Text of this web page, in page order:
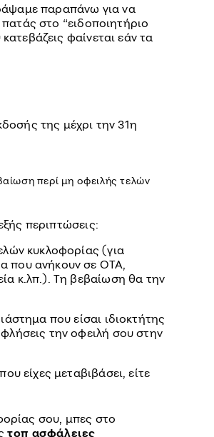
παραπάνω για να
στο “ειδοποιητήριο
φαίνεται εάν τα
της μέχρι την 31η
περί μη οφειλής τελών
περιπτώσεις:
κυκλοφορίας (για
που ανήκουν σε ΟΤΑ,
κ.λπ.). Τη βεβαίωση θα την
που είσαι ιδιοκτήτης
την οφειλή σου στην
είχες μεταβιβάσει, είτε
σου, μπες στο
τοπ ασφάλειες